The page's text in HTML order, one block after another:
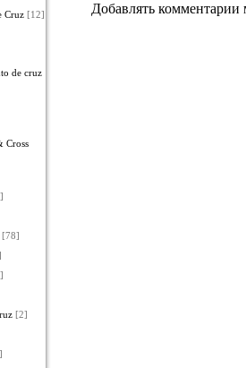
Cruz [12]
de cruz
Cross
[78]
[2]
Добавлять комментарии